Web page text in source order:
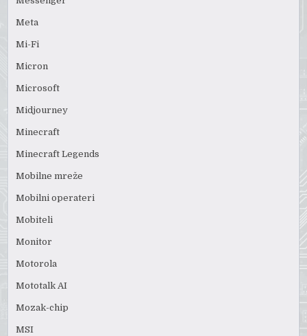
Meta
Mi-Fi
Micron
Microsoft
Midjourney
Minecraft
Minecraft Legends
Mobilne mreže
Mobilni operateri
Mobiteli
Monitor
Motorola
Mototalk AI
Mozak-chip
MSI